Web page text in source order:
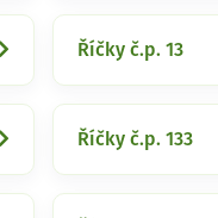
Říčky č.p. 13
Říčky č.p. 133